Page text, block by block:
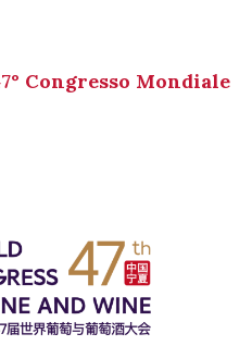
Congresso Mondiale